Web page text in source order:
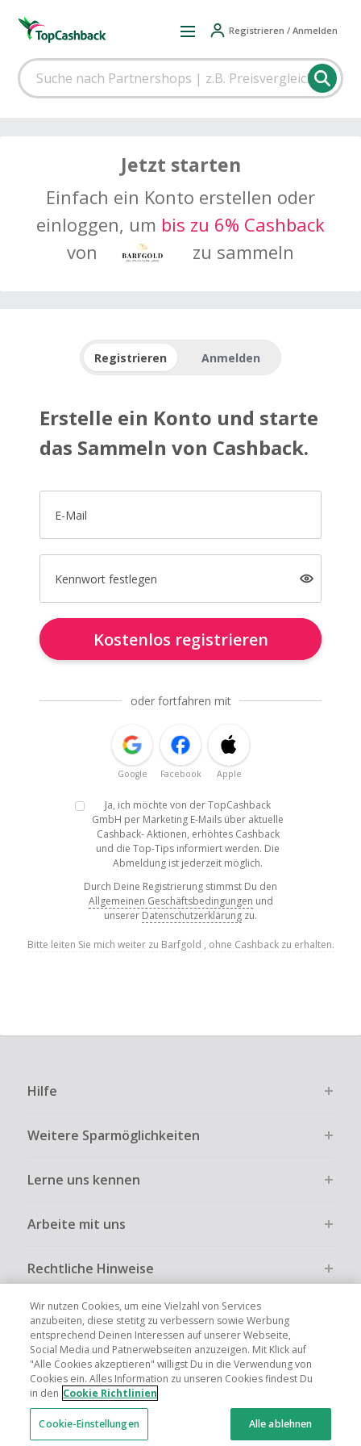
Registrieren / Anmelden
Jetzt starten
Einfach ein Konto erstellen oder
einloggen, um bis zu 6% Cashback
von
zu sammeln
Registrieren Anmelden
Erstelle ein Konto und starte
das Sammeln von Cashback.
E-Mail
Kennwort festlegen
Kostenlos registrieren
oder fortfahren mit
Google Facebook Apple
Ja, ich möchte von der TopCashback
GmbH per Marketing E-Mails über aktuelle
Cashback- Aktionen, erhöhtes Cashback
und die Top-Tips informiert werden. Die
Abmeldung ist jederzeit möglich.
Durch Deine Registrierung stimmst Du den
Allgemeinen Geschäftsbedingungen und
unserer Datenschutzerklärung zu.
Bitte leiten Sie mich weiter zu Barfgold , ohne Cashback zu erhalten.
Hilfe
Weitere Sparmöglichkeiten
Lerne uns kennen
Arbeite mit uns
Rechtliche Hinweise
Globale Websites UK US CN JP FR AU IT
Wir nutzen Cookies, um eine Vielzahl von Services
anzubeiten, diese stetitg zu verbessern sowie Werbung
entsprechend Deinen Interessen auf unserer Webseite,
Social Media und Patnerwebseiten anzuzeigen. Mit Klick auf
"Alle Cookies akzeptieren" willigst Du in die Verwendung von
Cookies ein. Alles Information zu unseren Cookies findest Du
in den Cookie Richtlinien
Cookie-Einstellungen Alle ablehnen